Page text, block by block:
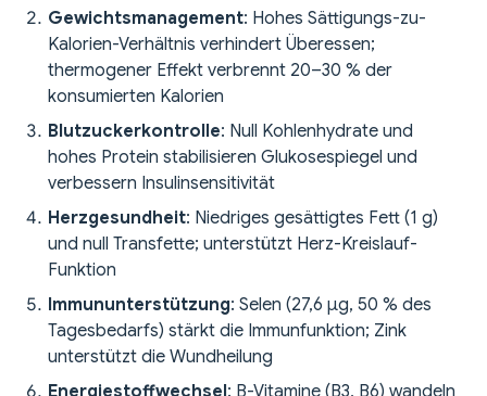
Gewichtsmanagement: Hohes Sättigungs-zu-
Kalorien-Verhältnis verhindert Überessen;
thermogener Effekt verbrennt 20–30 % der
konsumierten Kalorien
Blutzuckerkontrolle: Null Kohlenhydrate und
hohes Protein stabilisieren Glukosespiegel und
verbessern Insulinsensitivität
Herzgesundheit: Niedriges gesättigtes Fett (1 g)
und null Transfette; unterstützt Herz-Kreislauf-
Funktion
Immununterstützung: Selen (27,6 µg, 50 % des
Tagesbedarfs) stärkt die Immunfunktion; Zink
unterstützt die Wundheilung